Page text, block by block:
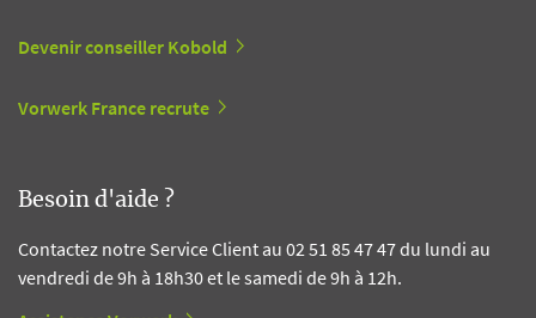
Devenir conseiller Kobold
Vorwerk France recrute
Besoin d'aide ?
Contactez notre Service Client au 02 51 85 47 47 du lundi au
vendredi de 9h à 18h30 et le samedi de 9h à 12h.